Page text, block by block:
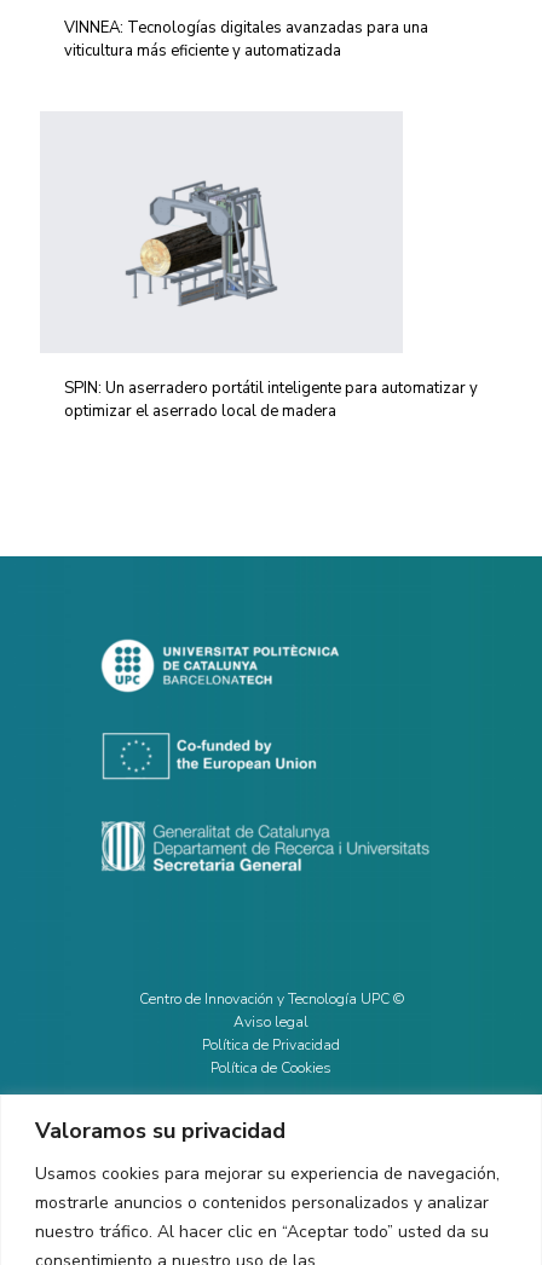
Valoramos su privacidad
Usamos cookies para mejorar su experiencia de navegación,
mostrarle anuncios o contenidos personalizados y analizar
nuestro tráfico. Al hacer clic en “Aceptar todo” usted da su
consentimiento a nuestro uso de las
VINNEA: Tecnologías digitales avanzadas para una
viticultura más eficiente y automatizada
SPIN: Un aserradero portátil inteligente para automatizar y
optimizar el aserrado local de madera
Centro de Innovación y Tecnología UPC ©
Aviso legal
Política de Privacidad
Política de Cookies
CONTACTO
Ed. K2M (Planta 1, Oficina 106)
C/ Jordi Girona 1-3
08034 Barcelona (España)